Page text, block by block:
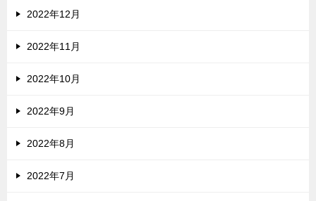
2022年12月
2022年11月
2022年10月
2022年9月
2022年8月
2022年7月